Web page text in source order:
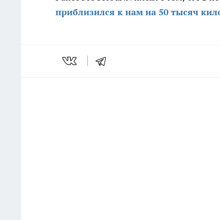
приблизился к нам на 50 тысяч